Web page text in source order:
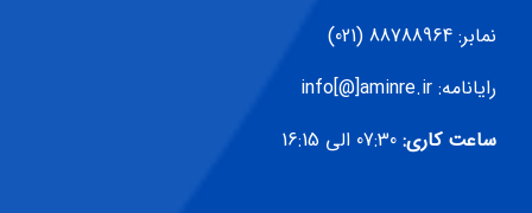
نمابر: 88788964 (021)
رایانامه: info[@]aminre.ir
ساعت کاری: 07:30 الی 16:15